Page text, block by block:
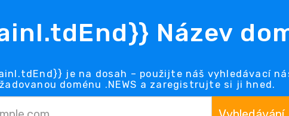
Název
je na dosah – použijte náš vyhledávací
doménu .NEWS a zaregistrujte si ji hned.